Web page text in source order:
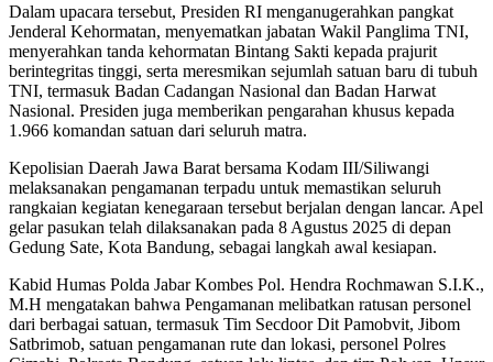
Dalam upacara tersebut, Presiden RI menganugerahkan pangkat
Jenderal Kehormatan, menyematkan jabatan Wakil Panglima TNI,
menyerahkan tanda kehormatan Bintang Sakti kepada prajurit
berintegritas tinggi, serta meresmikan sejumlah satuan baru di tubuh
TNI, termasuk Badan Cadangan Nasional dan Badan Harwat
Nasional. Presiden juga memberikan pengarahan khusus kepada
1.966 komandan satuan dari seluruh matra.
Kepolisian Daerah Jawa Barat bersama Kodam III/Siliwangi
melaksanakan pengamanan terpadu untuk memastikan seluruh
rangkaian kegiatan kenegaraan tersebut berjalan dengan lancar. Apel
gelar pasukan telah dilaksanakan pada 8 Agustus 2025 di depan
Gedung Sate, Kota Bandung, sebagai langkah awal kesiapan.
Kabid Humas Polda Jabar Kombes Pol. Hendra Rochmawan S.I.K.,
M.H mengatakan bahwa Pengamanan melibatkan ratusan personel
dari berbagai satuan, termasuk Tim Secdoor Dit Pamobvit, Jibom
Satbrimob, satuan pengamanan rute dan lokasi, personel Polres